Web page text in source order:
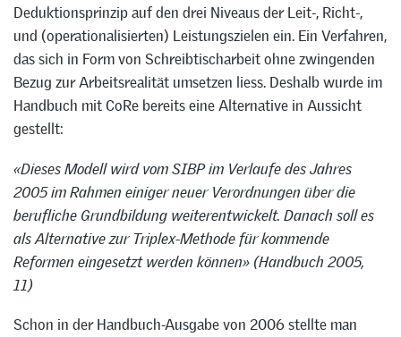
Deduktionsprinzip auf den drei Niveaus der Leit-, Richt-,
und (operationalisierten) Leistungszielen ein. Ein Verfahren,
das sich in Form von Schreibtischarbeit ohne zwingenden
Bezug zur Arbeitsrealität umsetzen liess. Deshalb wurde im
Handbuch mit CoRe bereits eine Alternative in Aussicht
gestellt:
«Dieses Modell wird vom SIBP im Verlaufe des Jahres
2005 im Rahmen einiger neuer Verordnungen über die
berufliche Grundbildung weiterentwickelt. Danach soll es
als Alternative zur Triplex-Methode für kommende
Reformen eingesetzt werden können» (Handbuch 2005,
11)
Schon in der Handbuch-Ausgabe von 2006 stellte man